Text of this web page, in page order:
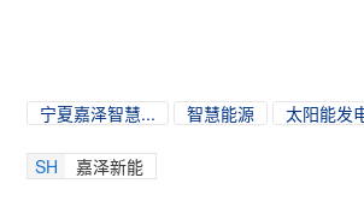
宁夏嘉泽智慧... 智慧能源 太阳能发
SH 嘉泽新能